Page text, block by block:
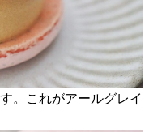
。これがアールグレイ